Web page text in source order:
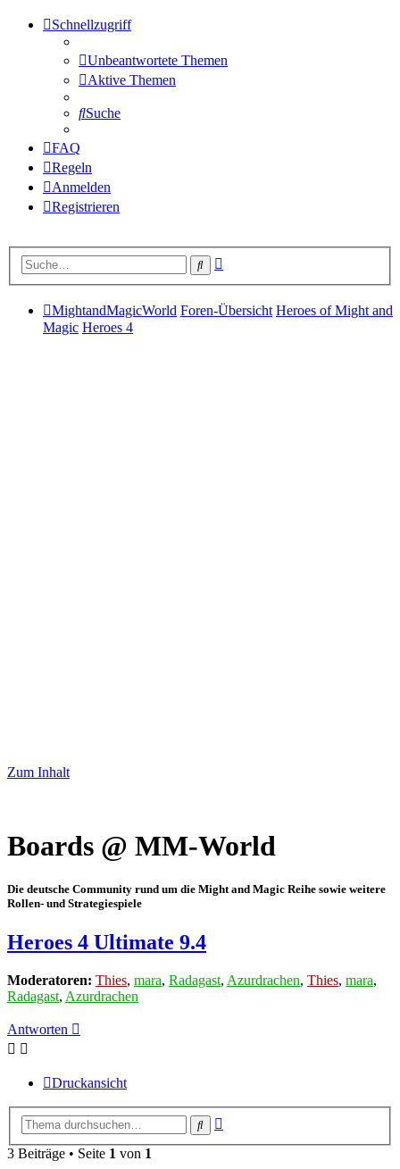
Schnellzugriff
Unbeantwortete Themen
Aktive Themen
Suche
FAQ
Regeln
Anmelden
Registrieren
Suche
MightandMagicWorld Foren-Übersicht Heroes of Might and
Magic Heroes 4
Zum Inhalt
Boards @ MM-World
Die deutsche Community rund um die Might and Magic Reihe sowie weitere
Rollen- und Strategiespiele
Heroes 4 Ultimate 9.4
Moderatoren: Thies, mara, Radagast, Azurdrachen, Thies, mara,
Radagast, Azurdrachen
Antworten
Druckansicht
Suche
3 Beiträge • Seite 1 von 1